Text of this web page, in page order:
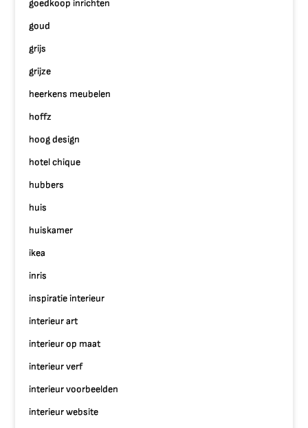
goedkoop inrichten
goud
grijs
grijze
heerkens meubelen
hoffz
hoog design
hotel chique
hubbers
huis
huiskamer
ikea
inris
inspiratie interieur
interieur art
interieur op maat
interieur verf
interieur voorbeelden
interieur website